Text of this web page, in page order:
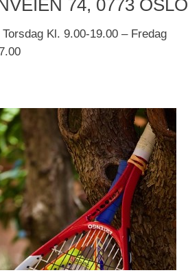
74, 0773 OSLO
Torsdag Kl. 9.00-19.00 – Fredag